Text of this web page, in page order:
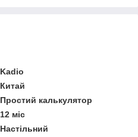
Kadio
Китай
Простий калькулятор
12 міс
Настільний